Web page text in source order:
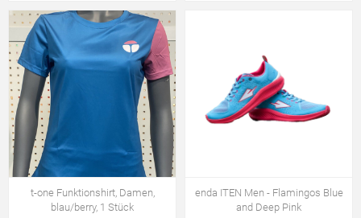
t-one Funktionshirt, Damen,
blau/berry, 1 Stück
enda ITEN Men - Flamingos Blue
and Deep Pink